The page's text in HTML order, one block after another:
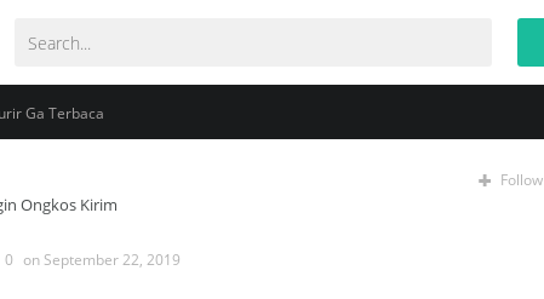
Ga Terbaca
Ongkos Kirim
Follow
0 on September 22, 2019